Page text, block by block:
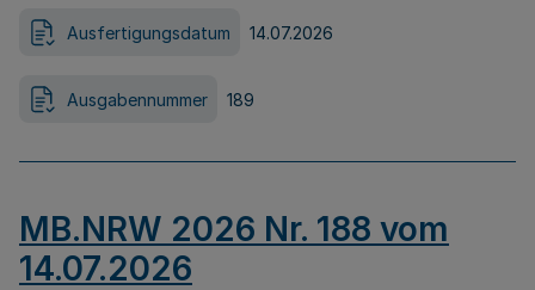
Ausfertigungsdatum 14.07.2026
Ausgabennummer 189
MB.NRW 2026 Nr. 188 vom
14.07.2026